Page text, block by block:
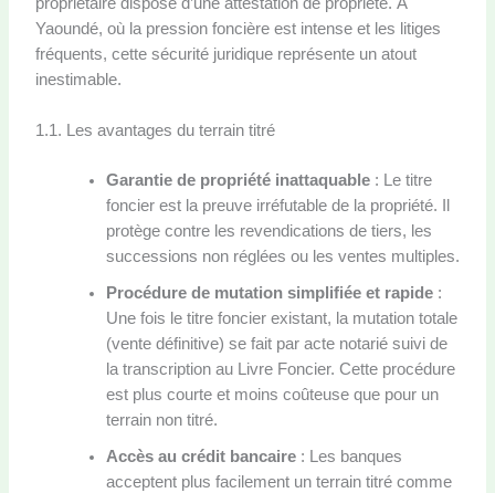
Yaoundé, où la pression foncière est intense et les litiges
fréquents, cette sécurité juridique représente un atout
inestimable.
1.1. Les avantages du terrain titré
Garantie de propriété inattaquable: Le titre
foncier est la preuve irréfutable de la propriété. Il
protège contre les revendications de tiers, les
successions non réglées ou les ventes multiples.
Procédure de mutation simplifiée et rapide:
Une fois le titre foncier existant, la mutation totale
(vente définitive) se fait par acte notarié suivi de
la transcription au Livre Foncier. Cette procédure
est plus courte et moins coûteuse que pour un
terrain non titré.
Accès au crédit bancaire: Les banques
acceptent plus facilement un terrain titré comme